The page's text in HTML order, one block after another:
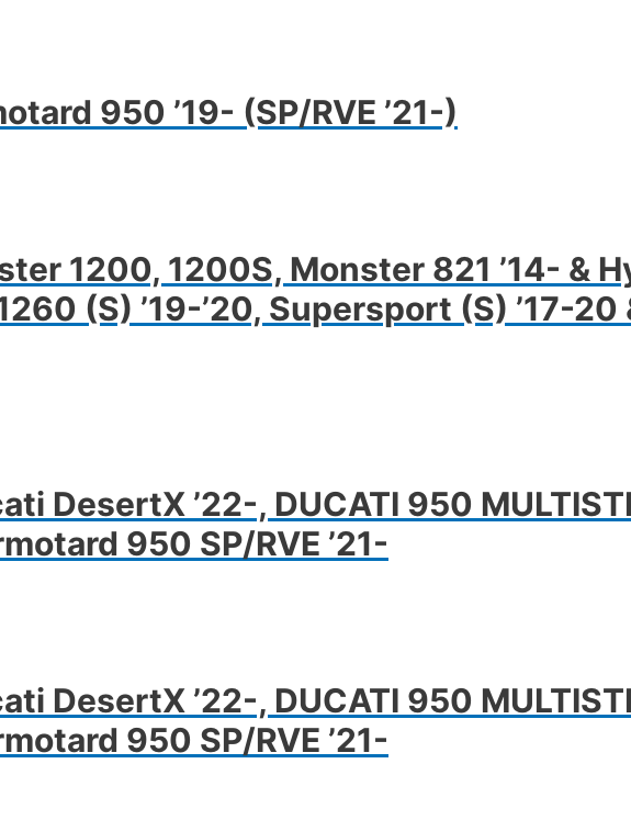
950 ’19- (SP/RVE ’21-)
1200, 1200S, Monster 821 ’14- &
(S) ’19-’20, Supersport (S) ’17-20
DesertX ’22-, DUCATI 950
950 SP/RVE ’21-
DesertX ’22-, DUCATI 950
950 SP/RVE ’21-